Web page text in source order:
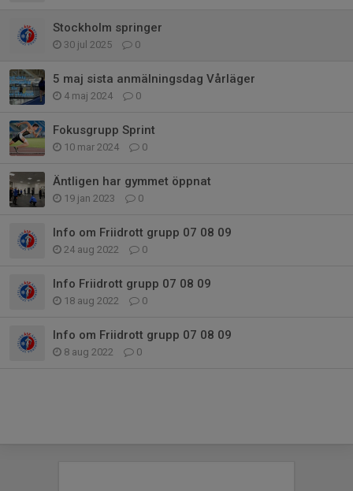
Stockholm springer
30 jul 2025 0
5 maj sista anmälningsdag Vårläger
4 maj 2024 0
Fokusgrupp Sprint
10 mar 2024 0
Äntligen har gymmet öppnat
19 jan 2023 0
Info om Friidrott grupp 07 08 09
24 aug 2022 0
Info Friidrott grupp 07 08 09
18 aug 2022 0
Info om Friidrott grupp 07 08 09
8 aug 2022 0